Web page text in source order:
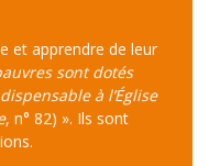
et apprendre de leur
sont dotés
à l’Église
, n° 82) ». Ils sont